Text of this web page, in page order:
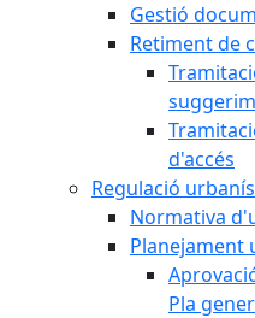
Gestió
Retiment de
d'accés
Regulació
Normativa
Planejament
Pla